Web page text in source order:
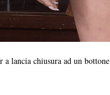
a lancia chiusura ad un bottone